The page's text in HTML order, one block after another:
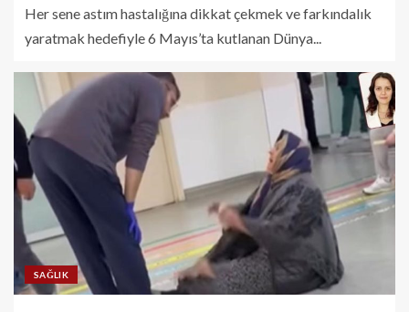
Her sene astım hastalığına dikkat çekmek ve farkındalık
yaratmak hedefiyle 6 Mayıs’ta kutlanan Dünya...
SAĞLIK